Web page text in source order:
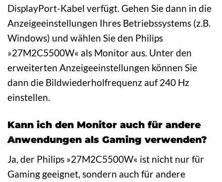
DisplayPort-Kabel verfügt. Gehen Sie dann in die
Anzeigeeinstellungen Ihres Betriebssystems (z.B.
Windows) und wählen Sie den Philips
»27M2C5500W« als Monitor aus. Unter den
erweiterten Anzeigeeinstellungen können Sie
dann die Bildwiederholfrequenz auf 240 Hz
einstellen.
Kann ich den Monitor auch für andere
Anwendungen als Gaming verwenden?
Ja, der Philips »27M2C5500W« ist nicht nur für
Gaming geeignet, sondern auch für andere